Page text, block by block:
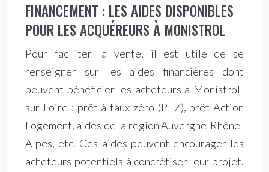
FINANCEMENT : LES AIDES DISPONIBLES
POUR LES ACQUÉREURS À MONISTROL
Pour faciliter la vente, il est utile de se
renseigner sur les aides financières dont
peuvent bénéficier les acheteurs à Monistrol-
sur-Loire : prêt à taux zéro (PTZ), prêt Action
Logement, aides de la région Auvergne-Rhône-
Alpes, etc. Ces aides peuvent encourager les
acheteurs potentiels à concrétiser leur projet.